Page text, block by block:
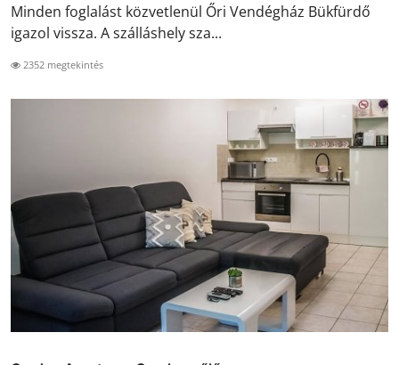
Minden foglalást közvetlenül Őri Vendégház Bükfürdő
igazol vissza. A szálláshely sza...
2352 megtekintés